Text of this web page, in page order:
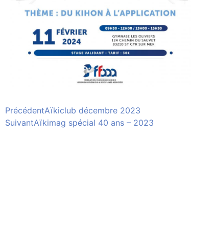
PrécédentAïkiclub décembre 2023
SuivantAïkimag spécial 40 ans – 2023